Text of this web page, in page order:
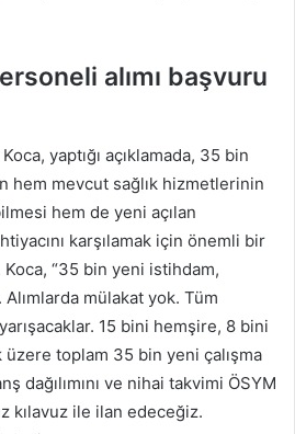
alımı başvuru
yaptığı açıklamada, 35 bin
hem mevcut sağlık hizmetlerinin
hem de yeni açılan
karşılamak için önemli bir
“35 bin yeni istihdam,
mülakat yok. Tüm
15 bini hemşire, 8 bini
toplam 35 bin yeni çalışma
dağılımını ve nihai takvimi ÖSYM
kılavuz ile ilan edeceğiz.